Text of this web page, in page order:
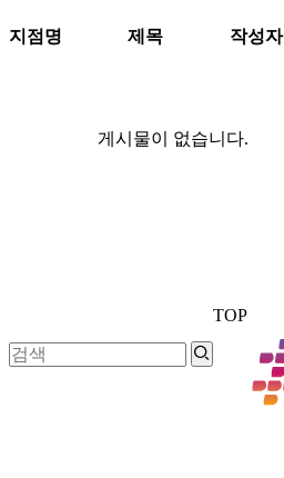
지점명 제목 작성자
게시물이 없습니다.
TOP